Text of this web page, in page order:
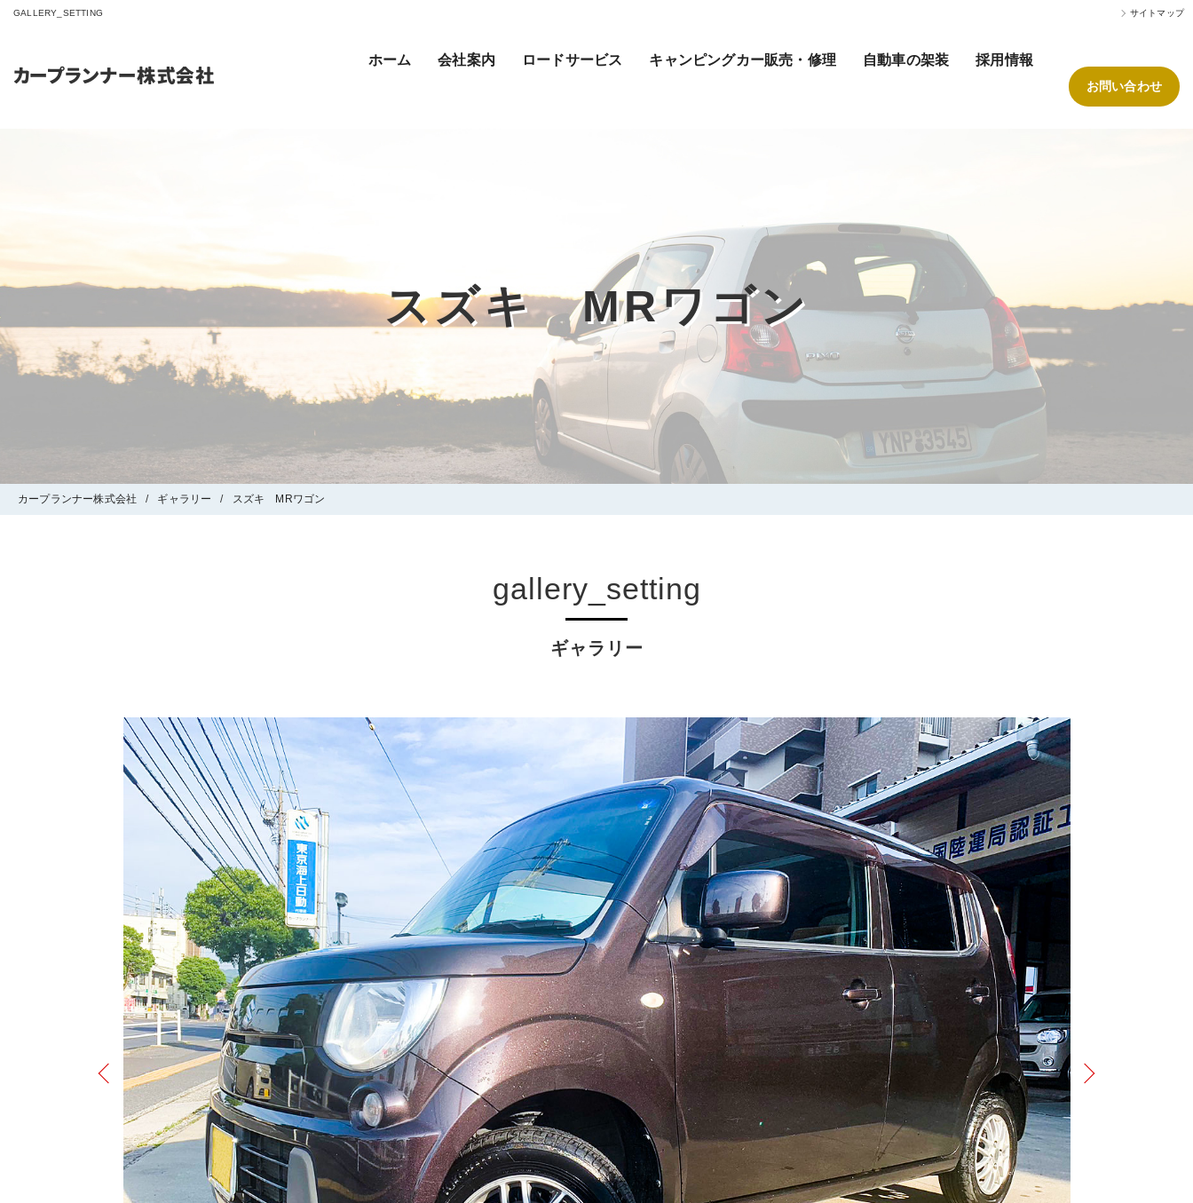
GALLERY_SETTING サイトマップ
お問い合わせ
ホーム 会社案内 ロードサービス キャンピングカー販売・修理 自動車の架装 採用情報
スズキ MRワゴン
カープランナー株式会社 ギャラリー スズキ MRワゴン
ギャラリー
gallery_setting